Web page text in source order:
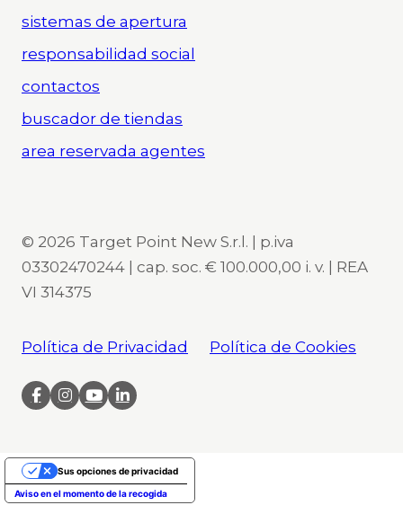
sistemas de apertura
responsabilidad social
contactos
buscador de tiendas
area reservada agentes
© 2026 Target Point New S.r.l. | p.iva
03302470244 | cap. soc. € 100.000,00 i. v. | REA
VI 314375
Política de Privacidad Política de Cookies
Aviso en el momento de la recogida
Sus opciones de privacidad